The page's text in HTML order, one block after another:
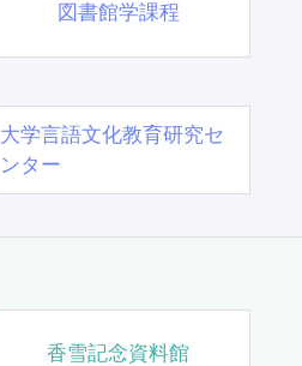
図書館学課程
大学言語文化教育研究セ
ンター
香雪記念資料館